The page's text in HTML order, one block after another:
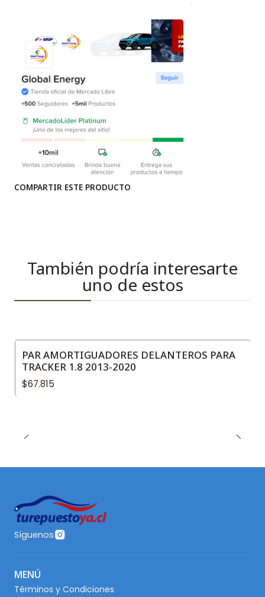
COMPARTIR ESTE PRODUCTO
También podría interesarte
uno de estos
PAR AMORTIGUADORES DELANTEROS PARA
TRACKER 1.8 2013-2020
$67.815
Síguenos
MENÚ
Términos y Condiciones